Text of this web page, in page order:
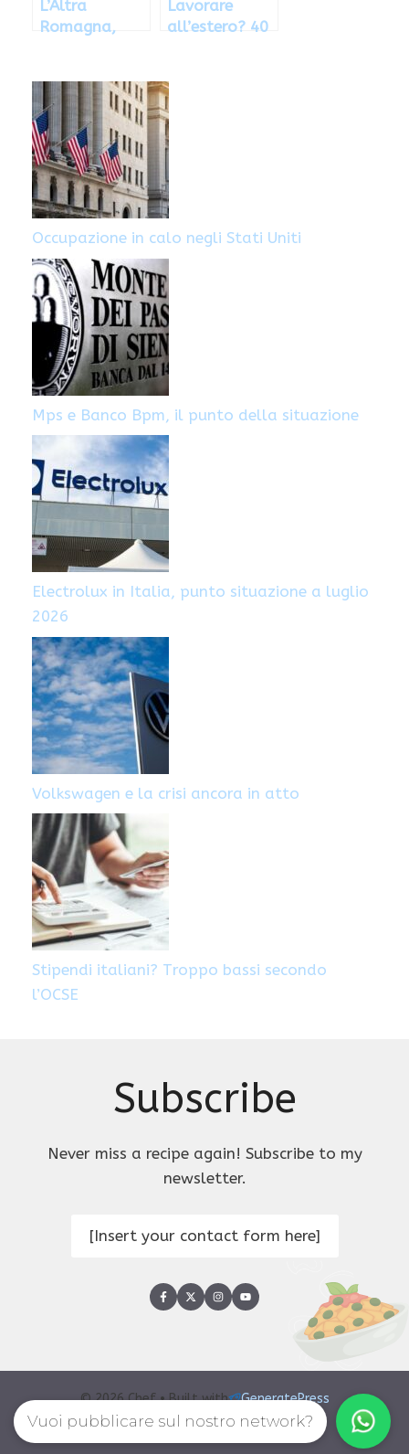
L’Altra
Romagna,
tirocini in
Europa
Lavorare
all’estero? 40
diplomati e
laureati
Occupazione in calo negli Stati Uniti
Mps e Banco Bpm, il punto della situazione
Electrolux in Italia, punto situazione a luglio
2026
Volkswagen e la crisi ancora in atto
Stipendi italiani? Troppo bassi secondo
l’OCSE
Subscribe
Never miss a recipe again! Subscribe to my
newsletter.
[Insert your contact form here]
© 2026 Chef • Built with
GeneratePress
Style guide Privacy policyTerms
Vuoi pubblicare sul nostro network?